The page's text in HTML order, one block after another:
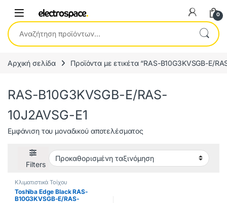
0
Αναζήτηση για:
Αρχική σελίδα Προϊόντα με ετικέτα “RAS-B10G3KVSGB-E/
RAS-B10G3KVSGB-E/RAS-
10J2AVSG-E1
Εμφάνιση του μοναδικού αποτελέσματος
Filters
Κλιματιστικά Τοίχου
Toshiba Edge Black RAS-
B10G3KVSGB-E/RAS-